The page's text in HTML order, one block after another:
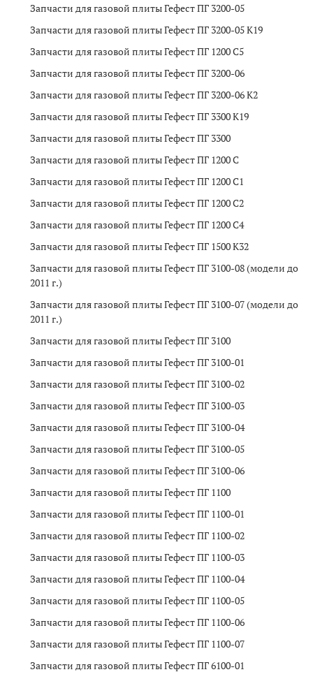
Запчасти для газовой плиты Гефест ПГ 3200-05
Запчасти для газовой плиты Гефест ПГ 3200-05 K19
Запчасти для газовой плиты Гефест ПГ 1200 C5
Запчасти для газовой плиты Гефест ПГ 3200-06
Запчасти для газовой плиты Гефест ПГ 3200-06 K2
Запчасти для газовой плиты Гефест ПГ 3300 K19
Запчасти для газовой плиты Гефест ПГ 3300
Запчасти для газовой плиты Гефест ПГ 1200 C
Запчасти для газовой плиты Гефест ПГ 1200 C1
Запчасти для газовой плиты Гефест ПГ 1200 C2
Запчасти для газовой плиты Гефест ПГ 1200 C4
Запчасти для газовой плиты Гефест ПГ 1500 K32
Запчасти для газовой плиты Гефест ПГ 3100-08 (модели до
2011 г.)
Запчасти для газовой плиты Гефест ПГ 3100-07 (модели до
2011 г.)
Запчасти для газовой плиты Гефест ПГ 3100
Запчасти для газовой плиты Гефест ПГ 3100-01
Запчасти для газовой плиты Гефест ПГ 3100-02
Запчасти для газовой плиты Гефест ПГ 3100-03
Запчасти для газовой плиты Гефест ПГ 3100-04
Запчасти для газовой плиты Гефест ПГ 3100-05
Запчасти для газовой плиты Гефест ПГ 3100-06
Запчасти для газовой плиты Гефест ПГ 1100
Запчасти для газовой плиты Гефест ПГ 1100-01
Запчасти для газовой плиты Гефест ПГ 1100-02
Запчасти для газовой плиты Гефест ПГ 1100-03
Запчасти для газовой плиты Гефест ПГ 1100-04
Запчасти для газовой плиты Гефест ПГ 1100-05
Запчасти для газовой плиты Гефест ПГ 1100-06
Запчасти для газовой плиты Гефест ПГ 1100-07
Запчасти для газовой плиты Гефест ПГ 6100-01